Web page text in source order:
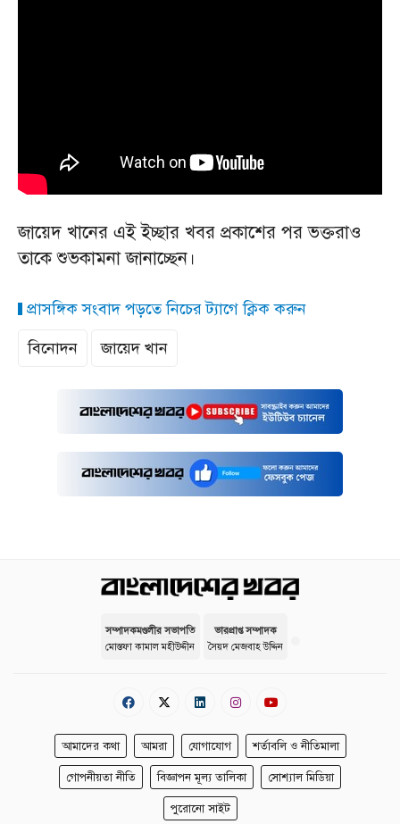
জায়েদ খানের এই ইচ্ছার খবর প্রকাশের পর ভক্তরাও
তাকে শুভকামনা জানাচ্ছেন।
প্রাসঙ্গিক সংবাদ পড়তে নিচের ট্যাগে ক্লিক করুন
বিনোদন
জায়েদ খান
সম্পাদকমণ্ডলীর সভাপতি
মোস্তফা কামাল মহীউদ্দীন
ভারপ্রাপ্ত সম্পাদক
সৈয়দ মেজবাহ উদ্দিন
আমাদের কথা আমরা যোগাযোগ শর্তাবলি ও নীতিমালা
গোপনীয়তা নীতি বিজ্ঞাপন মূল্য তালিকা সোশ্যাল মিডিয়া
পুরোনো সাইট